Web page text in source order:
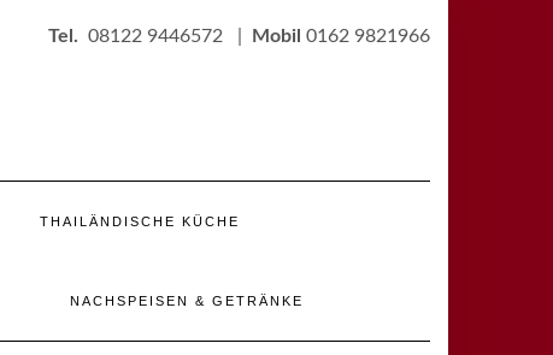
Tel. 08122 9446572 | Mobil 0162 9821966
THAILÄNDISCHE KÜCHE
NACHSPEISEN & GETRÄNKE